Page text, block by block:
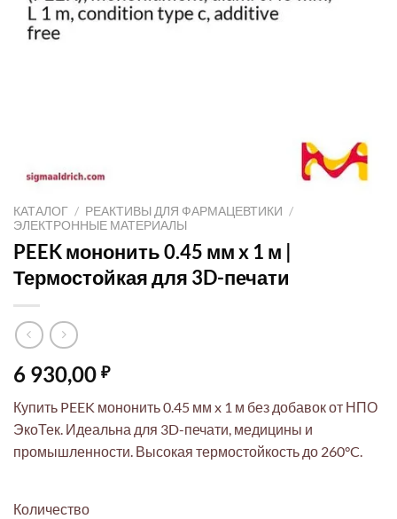
КАТАЛОГ / РЕАКТИВЫ ДЛЯ ФАРМАЦЕВТИКИ /
ЭЛЕКТРОННЫЕ МАТЕРИАЛЫ
PEEK мононить 0.45 мм x 1 м |
Термостойкая для 3D-печати
6 930,00 ₽
Купить PEEK мононить 0.45 мм x 1 м без добавок от НПО
ЭкоТек. Идеальна для 3D-печати, медицины и
промышленности. Высокая термостойкость до 260°C.
Количество